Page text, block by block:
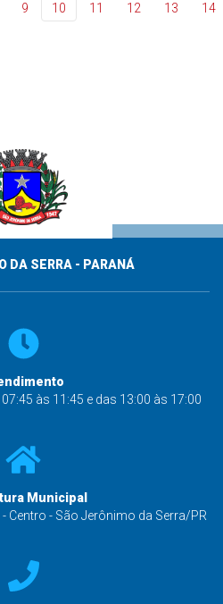
9 10 11 12 13 14
DA SERRA - PARANÁ
às 11:45 e das 13:00 às 17:00
Municipal
Centro - São Jerônimo da Serra/PR